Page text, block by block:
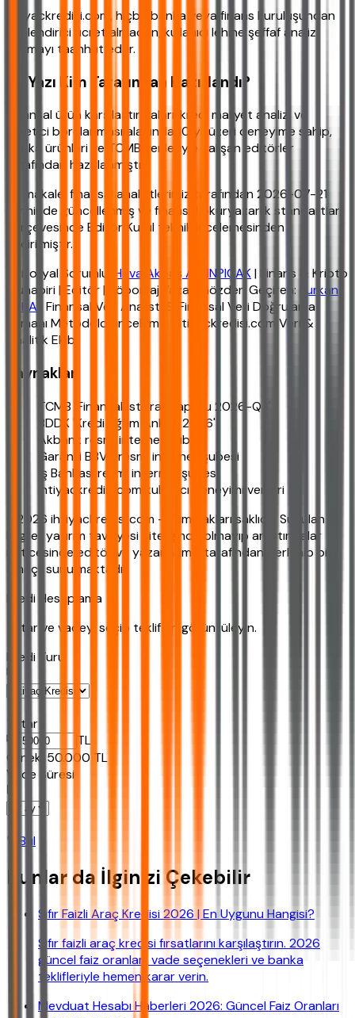
ihtiyackredisi.com, hiçbir banka veya finans kuruluşundan
yönlendirici ücret almadan, kullanıcı lehine şeffaf analiz
sunmayı taahhüt eder.
Bu Yazı Kim Tarafından Hazırlandı?
Finansal ürün karşılaştırmaları, kredi maliyet analizi ve
tüketici borçlanması alanında 10 yıl üzeri deneyime sahip,
banka ürünleri ve TCMB verileriyle çalışan editörler
tarafından hazırlanmıştır.
Bu makale, finansal analistlerimiz tarafından 2026-07-21
tarihinde güncellenmiş ve finansal okuryazarlık standartları
çerçevesinde Editör Kurul teknik incelemesinden
geçirilmiştir.
Editoryal Sorumlu:
Hava Akbaş ALTINPIÇAK| Finans & Kripto
Muhabiri | Editör | Röportaj Yazarı Gözden Geçiren:
Furkan
YAKA | Finansal Veri Analisti & Finansal Veri Doğrulama
Uzmanı Metodoloji inceleme: ihtiyackredisi.com Veri &
Analitik Ekibi
Kaynaklar
TCMB 'Finansal İstikrar Raporu 2026-Q3'
BDDK 'Kredi Eğilim Anketi 2026'
Akbank resmi internet şubesi
Garanti BBVA resmi internet şubesi
İş Bankası resmi internet şubesi
ihtiyackredisi.com kullanıcı deneyimi verileri
©2026 ihtiyackredisi.com - Tüm hakları saklıdır. Sunulan
bilgiler yatırım tavsiyesi niteliğinde olmayıp araştırmalar
neticesinde editör ve yazarlarımız tarafından derlenip bilgi
amaçlı sunulmaktadır.
Kredi Hesaplama
Tutar ve vadeyi seçip teklifleri görüntüleyin.
Kredi Turu
Tutar
TL
Ornek: 50.000 TL
Vade Süresi
Bul
Bunlar da İlginizi Çekebilir
Sıfır Faizli Araç Kredisi 2026 | En Uygunu Hangisi?
Sıfır faizli araç kredisi fırsatlarını karşılaştırın. 2026
güncel faiz oranları, vade seçenekleri ve banka
teklifleriyle hemen karar verin.
Mevduat Hesabı Haberleri 2026: Güncel Faiz Oranları